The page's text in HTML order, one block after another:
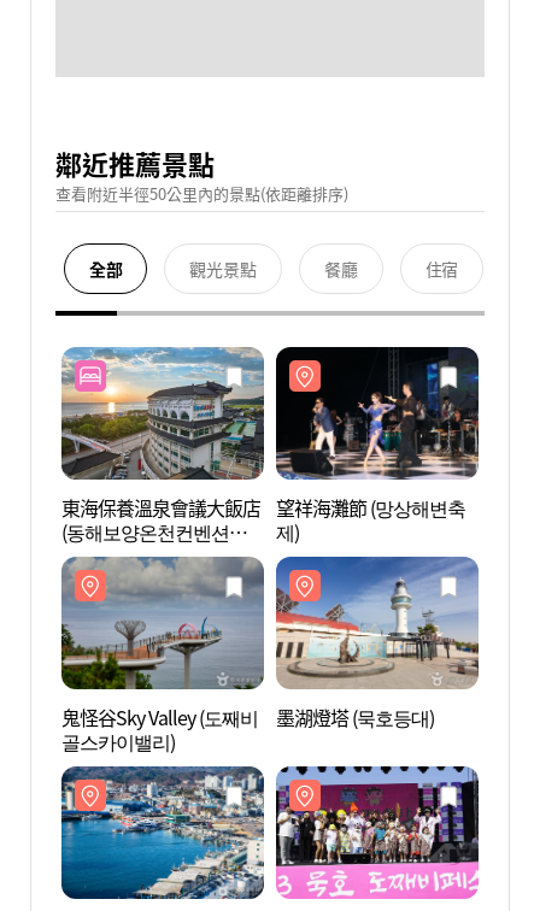
鄰近推薦景點
查看附近半徑50公里內的景點(依距離排序)
全部 觀光景點 餐廳 住宿
東海保養溫泉會議大飯店
(동해보양온천컨벤션호
텔)
望祥海灘節 (망상해변축
제)
鬼怪谷Sky Valley (도째비
골스카이밸리)
墨湖燈塔 (묵호등대)